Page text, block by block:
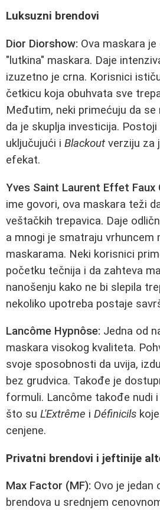
Luksuzni brendovi
Dior Diorshow: Ova maskara
"lutkina" maskara. Daje
izuzetno je crna. Korisnici
četkicu koja obuhvata sve
Međutim, neki primećuju da
da je skuplja investicija.
uključujući i Blackout verziju za
efekat.
Yves Saint Laurent Effet Faux
ime govori, ova maskara teži
veštačkih trepavica. Daje
a mnogi je smatraju vrhuncem
maskarama. Neki korisnici
početku tečnija i da zahteva
nanošenju kako ne bi slepila
nekoliko upotreba postaje
Lancôme Hypnôse: Jedna od
maskara visokog kvaliteta.
svoje sposobnosti da uvija,
bez grudvica. Takođe je
formuli. Lancôme takođe nudi
što su L'Extrême i Définicils
cenjene.
Privatni brendovi i jeftinije
Max Factor (MF): Ovo je jedan
brendova u srednjem